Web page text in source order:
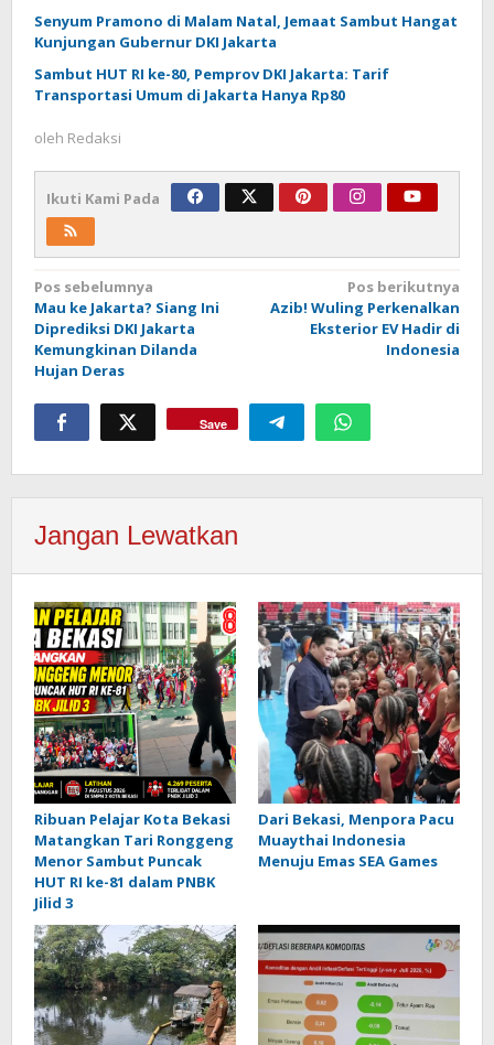
Senyum Pramono di Malam Natal, Jemaat Sambut Hangat
Kunjungan Gubernur DKI Jakarta
Sambut HUT RI ke-80, Pemprov DKI Jakarta: Tarif
Transportasi Umum di Jakarta Hanya Rp80
oleh Redaksi
Ikuti Kami Pada
Navigasi
pos
Pos sebelumnya
Mau ke Jakarta? Siang Ini
Diprediksi DKI Jakarta
Kemungkinan Dilanda
Hujan Deras
Pos berikutnya
Azib! Wuling Perkenalkan
Eksterior EV Hadir di
Indonesia
Save
Jangan Lewatkan
Ribuan Pelajar Kota Bekasi
Matangkan Tari Ronggeng
Menor Sambut Puncak
HUT RI ke-81 dalam PNBK
Jilid 3
Dari Bekasi, Menpora Pacu
Muaythai Indonesia
Menuju Emas SEA Games